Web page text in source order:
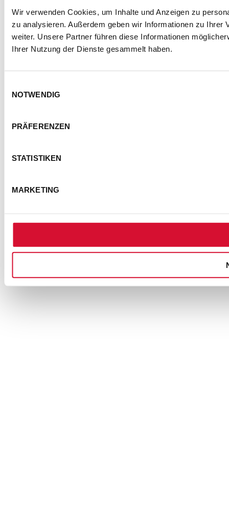
Wir verwenden Cookies, um Inhalte und Anzeigen zu
zu analysieren. Außerdem geben wir Informationen zu Ihrer
weiter. Unsere Partner führen diese Informationen
Ihrer Nutzung der Dienste gesammelt haben.
NOTWENDIG
PRÄFERENZEN
STATISTIKEN
MARKETING